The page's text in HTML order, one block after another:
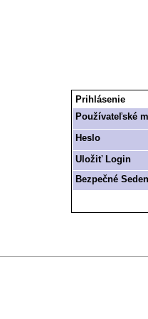
Prihlásenie
Používateľské
Heslo
Uložiť Login
Bezpečné